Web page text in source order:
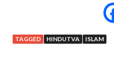
TAGGED HINDUTVA ISLAM